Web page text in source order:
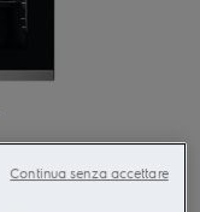
Continua senza accettare